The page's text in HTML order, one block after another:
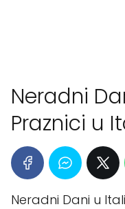
Neradni
Praznici u
Neradni Dani u